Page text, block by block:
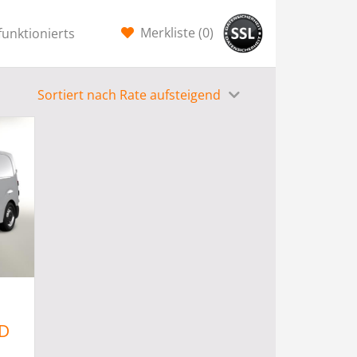
Merkliste (0)
Sortiert nach Rate aufsteigend